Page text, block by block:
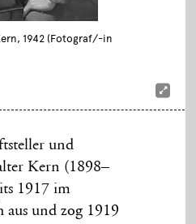
1942 (Fotograf/-in
und
Kern (1898–
1917 im
aus und zog 1919